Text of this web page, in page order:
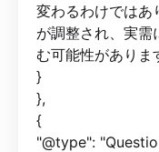
変わるわけではあ
が調整され、実需
む可能性がありま
}
},
{
"@type":